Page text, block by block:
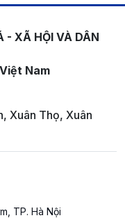
- XÃ HỘI VÀ DÂN
Nam
Xuân Thọ, Xuân
TP. Hà Nội